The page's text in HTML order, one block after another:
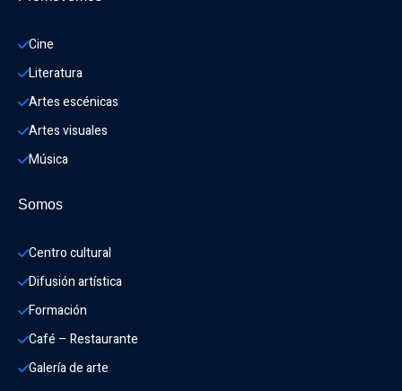
Cine
Literatura
Artes escénicas
Artes visuales
Música
Somos
Centro cultural
Difusión artística
Formación
Café – Restaurante
Galería de arte